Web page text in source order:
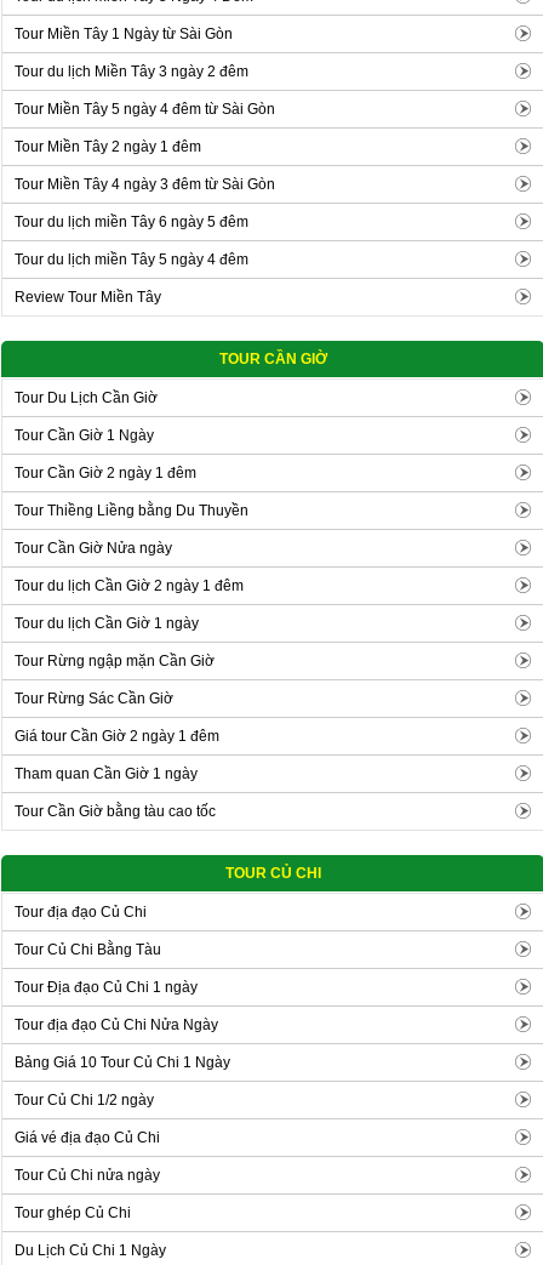
Tour Miền Tây 1 Ngày từ Sài Gòn
Tour du lịch Miền Tây 3 ngày 2 đêm
Tour Miền Tây 5 ngày 4 đêm từ Sài Gòn
Tour Miền Tây 2 ngày 1 đêm
Tour Miền Tây 4 ngày 3 đêm từ Sài Gòn
Tour du lịch miền Tây 6 ngày 5 đêm
Tour du lịch miền Tây 5 ngày 4 đêm
Review Tour Miền Tây
TOUR CẦN GIỜ
Tour Du Lịch Cần Giờ
Tour Cần Giờ 1 Ngày
Tour Cần Giờ 2 ngày 1 đêm
Tour Thiềng Liềng bằng Du Thuyền
Tour Cần Giờ Nửa ngày
Tour du lịch Cần Giờ 2 ngày 1 đêm
Tour du lịch Cần Giờ 1 ngày
Tour Rừng ngập mặn Cần Giờ
Tour Rừng Sác Cần Giờ
Giá tour Cần Giờ 2 ngày 1 đêm
Tham quan Cần Giờ 1 ngày
Tour Cần Giờ bằng tàu cao tốc
TOUR CỦ CHI
Tour địa đạo Củ Chi
Tour Củ Chi Bằng Tàu
Tour Địa đạo Củ Chi 1 ngày
Tour địa đạo Củ Chi Nửa Ngày
Bảng Giá 10 Tour Củ Chi 1 Ngày
Tour Củ Chi 1/2 ngày
Giá vé địa đạo Củ Chi
Tour Củ Chi nửa ngày
Tour ghép Củ Chi
Du Lịch Củ Chi 1 Ngày